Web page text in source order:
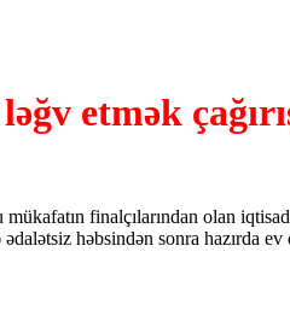
etmək
finalçılarından olan
həbsindən sonra hazırda ev